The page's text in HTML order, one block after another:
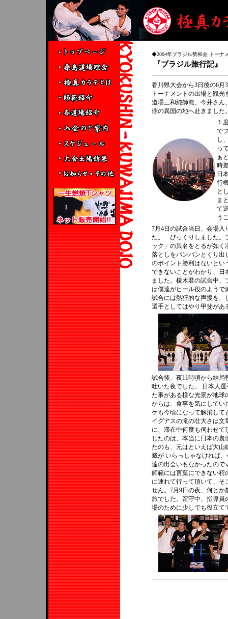
◆2004年ブラジル勢和会 トーナ
『ブラジル旅行記』
香川県大会から3日後の6月
トーナメントの出場と観
道場三和純師範、今井さん
側の異国の地へ赴きました
１
で
し
っ
ぁ
時
日
行
と
ま
て
う
7月4日の試合当日、会場入
た。…びっくりしました。
ック」の異名をとるが如
落としをバンバンとくり出
のポイント勝利はないとい
できないことがわかり、日
ました。榎木君の試合中
は僕達がヒール役のようで
試合には熱狂的な声援を、
選手としてはやり甲斐があ
試合後、夜11時頃から結
吐いた夜でした。 日本人
た事がある様な光景が地球
からは、食事を気にしてい
ケも今頃になって解消して
イグアスの滝の壮大さは
に、滞在中何度も伺わせ
じたのは、本当に日本の
たのも、元はといえば大山
裁が いらっしゃなければ
達の出会いもなかったので
師範には言葉にできない程
に連れて行って頂いて、そ
せん。7月9日の夜、何と
旅でした。留守中、指導員
場のために少しでも役立て